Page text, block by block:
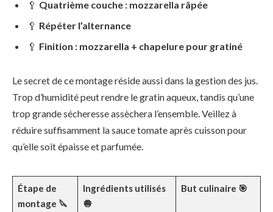
🥄 Quatrième couche : mozzarella râpée
🥄 Répéter l’alternance
🥄 Finition : mozzarella + chapelure pour gratiné
Le secret de ce montage réside aussi dans la gestion des jus.
Trop d’humidité peut rendre le gratin aqueux, tandis qu’une
trop grande sécheresse assèchera l’ensemble. Veillez à
réduire suffisamment la sauce tomate après cuisson pour
qu’elle soit épaisse et parfumée.
Étape de
montage 🔪
Ingrédients utilisés
🧅
But culinaire 🎯